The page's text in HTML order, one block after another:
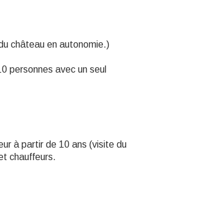
château en autonomie.)
personnes avec un seul
à partir de 10 ans (visite du
chauffeurs.